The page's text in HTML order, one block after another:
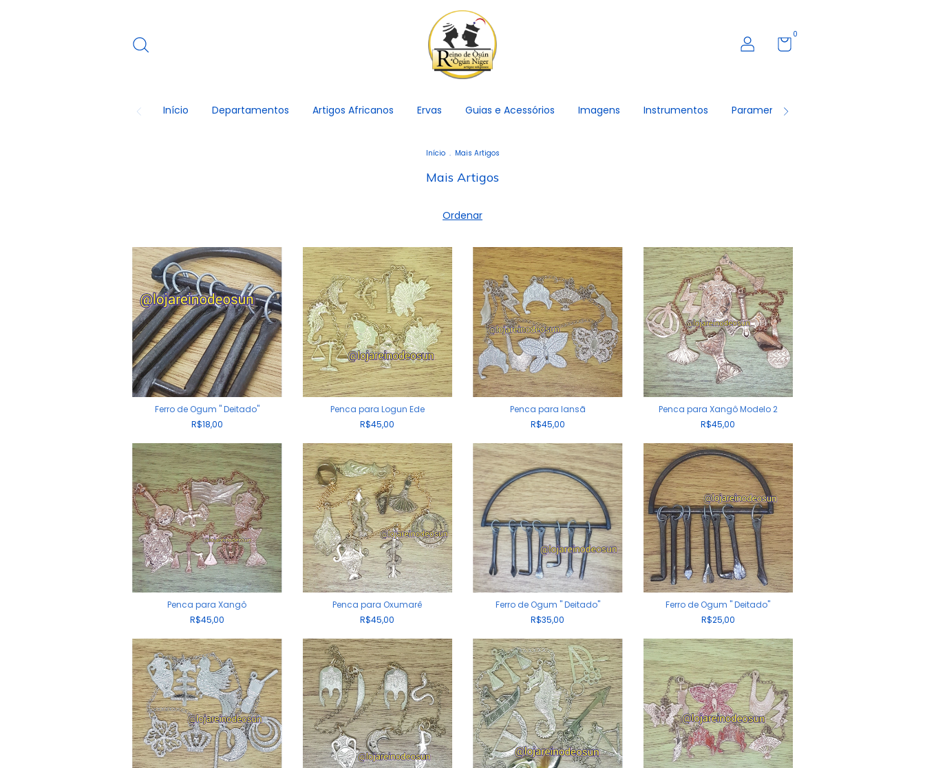
0
Início Departamentos Artigos Africanos Ervas Guias e Acessórios Imagens Instrumentos Paramentas
Início . Mais Artigos
Mais Artigos
Ordenar
Ferro de Ogum " Deitado"
R$18,00
Penca para Logun Ede
R$45,00
Penca para Iansã
R$45,00
Penca para Xangô Modelo 2
R$45,00
Penca para Xangô
R$45,00
Penca para Oxumarê
R$45,00
Ferro de Ogum " Deitado"
R$35,00
Ferro de Ogum " Deitado"
R$25,00